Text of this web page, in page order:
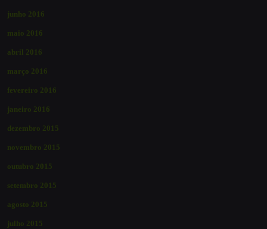
junho 2016
maio 2016
abril 2016
março 2016
fevereiro 2016
janeiro 2016
dezembro 2015
novembro 2015
outubro 2015
setembro 2015
agosto 2015
julho 2015